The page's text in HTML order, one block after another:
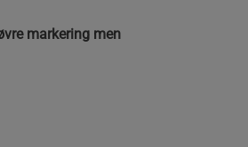
markering men